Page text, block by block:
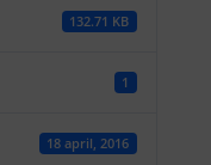
132.71 KB
1
18 april, 2016